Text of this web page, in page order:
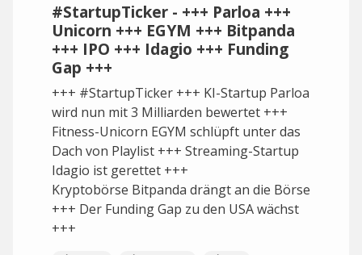
#StartupTicker - +++ Parloa +++
Unicorn +++ EGYM +++ Bitpanda
+++ IPO +++ Idagio +++ Funding
Gap +++
+++ #StartupTicker +++ KI-Startup Parloa
wird nun mit 3 Milliarden bewertet +++
Fitness-Unicorn EGYM schlüpft unter das
Dach von Playlist +++ Streaming-Startup
Idagio ist gerettet +++
Kryptobörse Bitpanda drängt an die Börse
+++ Der Funding Gap zu den USA wächst
+++